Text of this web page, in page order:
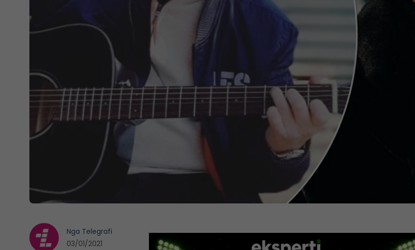
Nga Telegrafi
03/01/2021